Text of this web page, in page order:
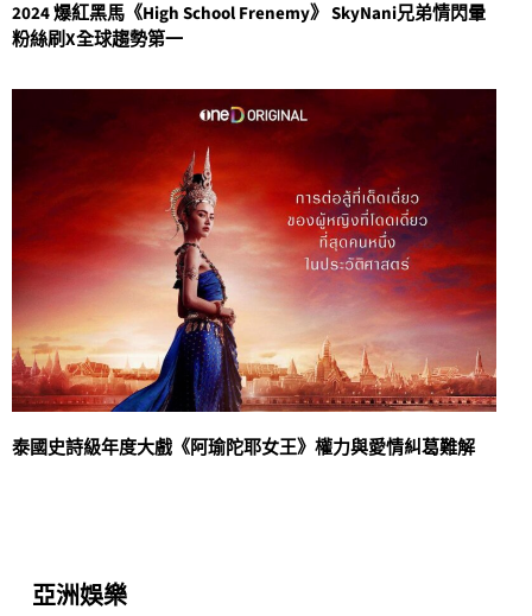
2024 爆紅黑馬《High School Frenemy》 SkyNani兄弟情閃暈
粉絲刷X全球趨勢第一
泰國史詩級年度大戲《阿瑜陀耶女王》權力與愛情糾葛難解
亞洲娛樂